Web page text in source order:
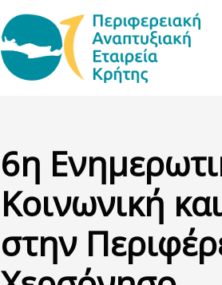
6η
Κοινωνική
στην